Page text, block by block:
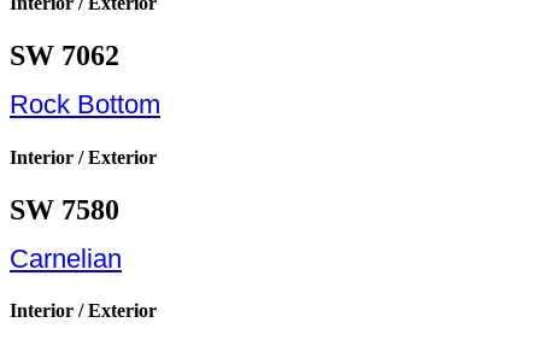
SW 7062
Rock Bottom
Interior / Exterior
SW 7580
Carnelian
Interior / Exterior